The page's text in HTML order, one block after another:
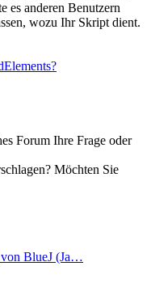
es anderen Benutzern
wozu Ihr Skript dient.
Forum Ihre Frage oder
Möchten Sie
BlueJ (Ja…